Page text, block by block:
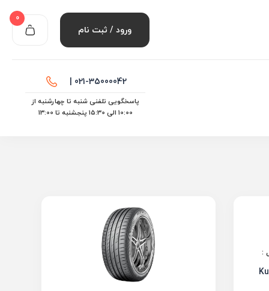
ورود / ثبت نام
0
021-35000042 |
پاسخگویی تلفنی شنبه تا چهارشنبه از
10:00 الی ۱۵:30 پنجشنبه تا 13:00
: